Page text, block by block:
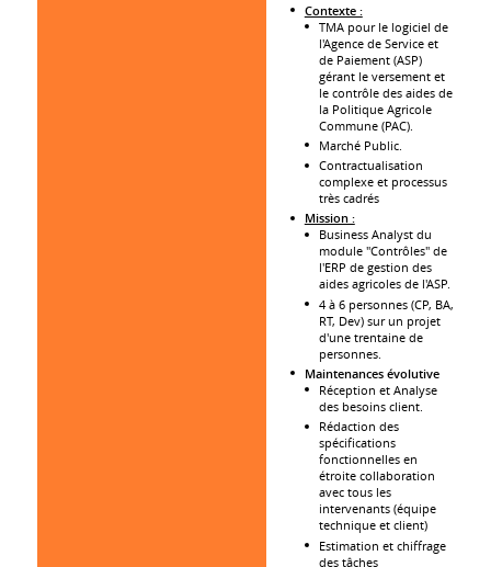
Contexte :
TMA pour le logiciel de
l'Agence de Service et
de Paiement (ASP)
gérant le versement et
le contrôle des aides de
la Politique Agricole
Commune (PAC).
Marché Public.
Contractualisation
complexe et processus
très cadrés
Mission :
Business Analyst du
module "Contrôles" de
l'ERP de gestion des
aides agricoles de l'ASP.
4 à 6 personnes (CP, BA,
RT, Dev) sur un projet
d'une trentaine de
personnes.
Maintenances évolutive
Réception et Analyse
des besoins client.
Rédaction des
spécifications
fonctionnelles en
étroite collaboration
avec tous les
intervenants (équipe
technique et client)
Estimation et chiffrage
des tâches